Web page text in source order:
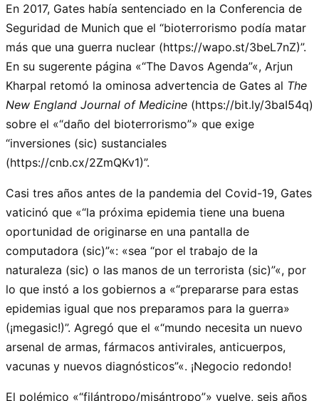
En 2017, Gates había sentenciado en la Conferencia de
Seguridad de Munich que el “bioterrorismo podía matar
más que una guerra nuclear (https://wapo.st/3beL7nZ)”.
En su sugerente página « The Davos Agenda «, Arjun
Kharpal retomó la ominosa advertencia de Gates al The
New England Journal of Medicine (https://bit.ly/3baI54q)
sobre el « daño del bioterrorismo » que exige
“inversiones (sic) sustanciales
(https://cnb.cx/2ZmQKv1)”.
Casi tres años antes de la pandemia del Covid-19, Gates
vaticinó que « la próxima epidemia tiene una buena
oportunidad de originarse en una pantalla de
computadora (sic) «: «sea
por el trabajo de la
naturaleza (sic) o las manos de un terrorista (sic) «, por
lo que instó a los gobiernos a « prepararse para estas
epidemias igual que nos preparamos para la guerra»
(¡megasic!) . Agregó que el « mundo necesita un nuevo
arsenal de armas, fármacos antivirales, anticuerpos,
vacunas y nuevos diagnósticos «. ¡Negocio redondo!
El polémico « filántropo/misántropo » vuelve, seis años